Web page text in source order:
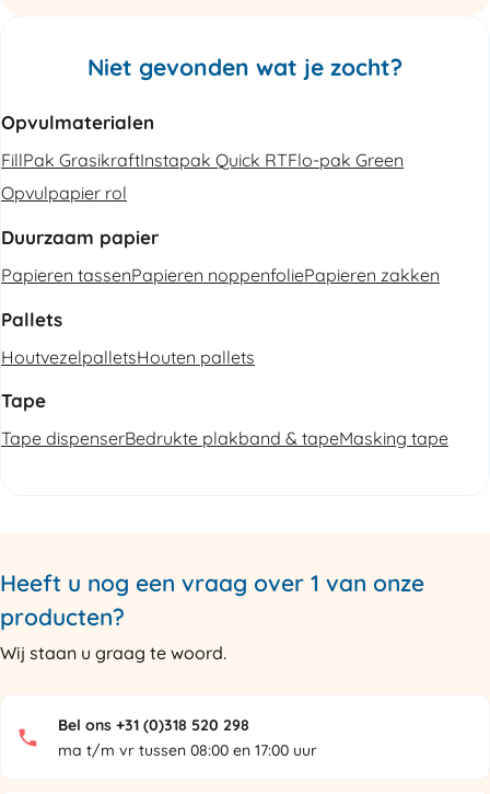
Niet gevonden wat je zocht?
Opvulmaterialen
FillPak GrasikraftInstapak Quick RTFlo-pak Green
Opvulpapier rol
Duurzaam papier
Papieren tassenPapieren noppenfoliePapieren zakken
Pallets
HoutvezelpalletsHouten pallets
Tape
Tape dispenserBedrukte plakband & tapeMasking tape
Heeft u nog een vraag over 1 van onze
producten?
Wij staan u graag te woord.
Bel ons +31 (0)318 520 298
ma t/m vr tussen 08:00 en 17:00 uur